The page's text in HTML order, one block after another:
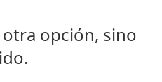
opción, sino